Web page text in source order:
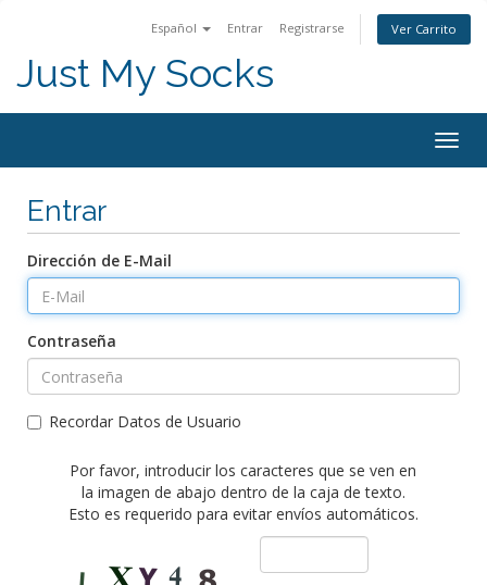
Español Entrar Registrarse Ver Carrito
Just My Socks
Entrar
Dirección de E-Mail
Contraseña
Recordar Datos de Usuario
Por favor, introducir los caracteres que se ven en
la imagen de abajo dentro de la caja de texto.
Esto es requerido para evitar envíos automáticos.